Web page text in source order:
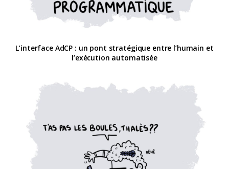
L’interface AdCP : un pont stratégique entre l’humain et
l’exécution automatisée